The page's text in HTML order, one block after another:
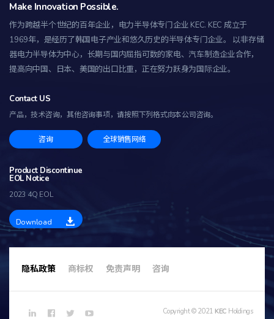
Make Innovation Possible.
作为跨越半个世纪的百年企业，电力半导体专门企业 KEC. KEC 成立于
1969年，是经历了韩国电子产业和悠久历史的半导体专门企业。 以非存储
器电力半导体为中心，长期与国内屈指可数的家电、汽车制造企业合作，
提高向中国、日本、美国的出口比重，正在努力跃身为国际企业。
Contact US
产品，技术咨询，其他咨询事项，请按照下列格式向本公司咨询。
咨询 全球销售网络
Product Discontinue
EOL Notice
2023 4Q EOL
Download
隐私政策 商标权 免责声明 咨询
Copyright © 2021 KEC Holdings